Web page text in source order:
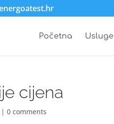
Početna Usluge
cijena
|0 comments